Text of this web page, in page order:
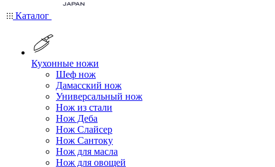
Каталог
Кухонные ножи
Шеф нож
Дамасский нож
Универсальный нож
Нож из стали
Нож Деба
Нож Слайсер
Нож Сантоку
Нож для масла
Нож для овощей